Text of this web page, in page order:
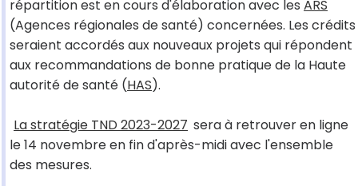
répartition est en cours d'élaboration avec les ARS
(Agences régionales de santé) concernées. Les crédits
seraient accordés aux nouveaux projets qui répondent
aux recommandations de bonne pratique de la Haute
autorité de santé (HAS).
La stratégie TND 2023-2027 sera à retrouver en ligne
le 14 novembre en fin d'après-midi avec l'ensemble
des mesures.